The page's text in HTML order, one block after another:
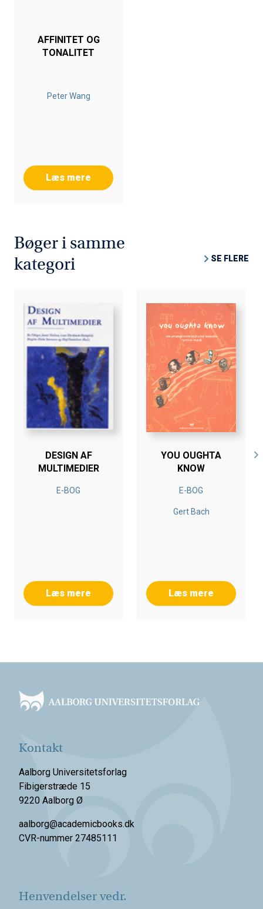
AFFINITET OG
TONALITET
Peter Wang
Læs mere
Bøger i samme
kategori
SE FLERE
DESIGN AF
MULTIMEDIER
E-BOG
Læs mere
YOU OUGHTA
KNOW
E-BOG
Gert Bach
Læs mere
Kontakt
Aalborg Universitetsforlag
Fibigerstræde 15
9220 Aalborg Ø
aalborg@academicbooks.dk
CVR-nummer 27485111
Henvendelser vedr.